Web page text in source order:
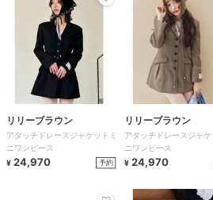
リリーブラウン
アタッチドレースジャケットミ
ニワンピース
¥ 24,970 予約
リリーブラウン
アタッチドレースジャケ
ニワンピース
¥ 24,970